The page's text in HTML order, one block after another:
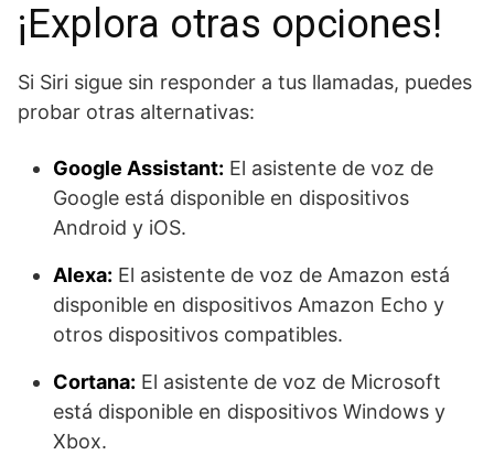
¡Explora otras opciones!
Si Siri sigue sin responder a tus llamadas, puedes
probar otras alternativas:
Google Assistant: El asistente de voz de
Google está disponible en dispositivos
Android y iOS.
Alexa: El asistente de voz de Amazon está
disponible en dispositivos Amazon Echo y
otros dispositivos compatibles.
Cortana: El asistente de voz de Microsoft
está disponible en dispositivos Windows y
Xbox.